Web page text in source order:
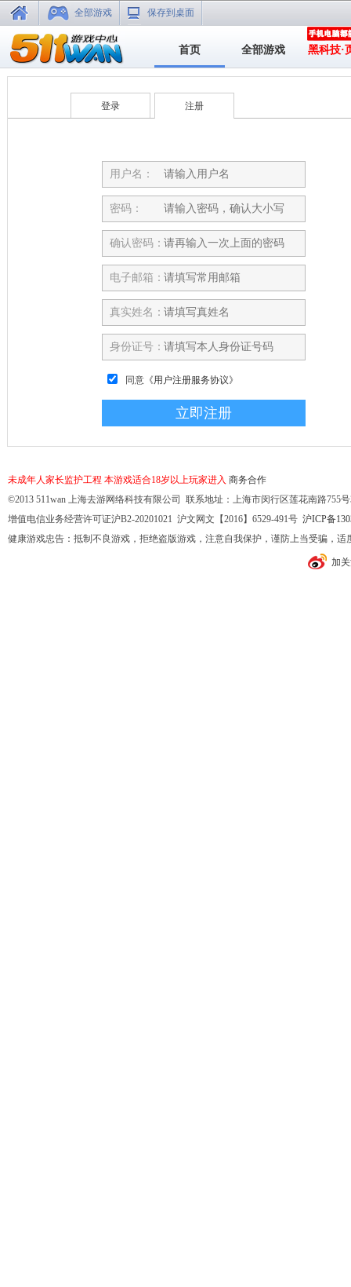
全部游戏 保存到桌面
首页 全部游戏 黑科技·
登录 注册
用户名：
密码：
确认密码：
电子邮箱：
真实姓名：
身份证号：
同意 《用户注册服务协议》
未成年人家长监护工程 本游戏适合18岁以上玩家进入 商务合作
©2013 511wan 上海去游网络科技有限公司 联系地址：上海市闵行区莲花南路755
增值电信业务经营许可证沪B2-20201021 沪文网文【2016】6529-491号 沪ICP备
健康游戏忠告：抵制不良游戏，拒绝盗版游戏，注意自我保护，谨防上当受骗，
加